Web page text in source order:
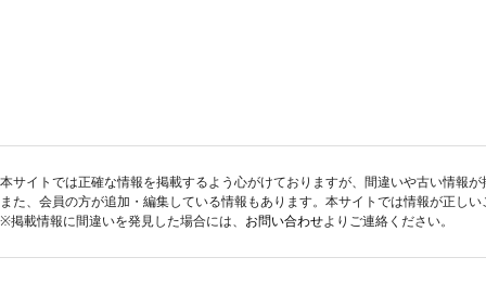
本サイトでは正確な情報を掲載するよう心がけておりますが、間違いや古い情報
また、会員の方が追加・編集している情報もあります。本サイトでは情報が正し
※掲載情報に間違いを発見した場合には、 お問い合わせよりご連絡ください。